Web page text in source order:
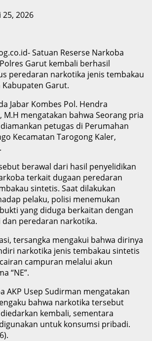
25, 2026
Satuan Reserse Narkoba
Garut kembali berhasil
peredaran narkotika jenis tembakau
Garut.
Jabar Kombes Pol. Hendra
M.H mengatakan bahwa Seorang pria
petugas di Perumahan
Kecamatan Tarogong Kaler,
berawal dari hasil penyelidikan
terkait dugaan peredaran
sintetis. Saat dilakukan
pelaku, polisi menemukan
yang diduga berkaitan dengan
peredaran narkotika.
tersangka mengakui bahwa dirinya
narkotika jenis tembakau sintetis
campuran melalui akun
“NE”.
AKP Usep Sudirman mengatakan
bahwa narkotika tersebut
kembali, sementara
untuk konsumsi pribadi.